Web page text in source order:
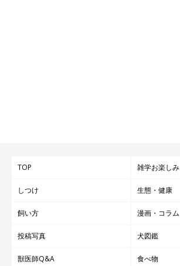
TOP 雑学お楽しみ
しつけ 生態・健康
飼い方 漫画・コラム
投稿写真 犬図鑑
獣医師Q&A 食べ物